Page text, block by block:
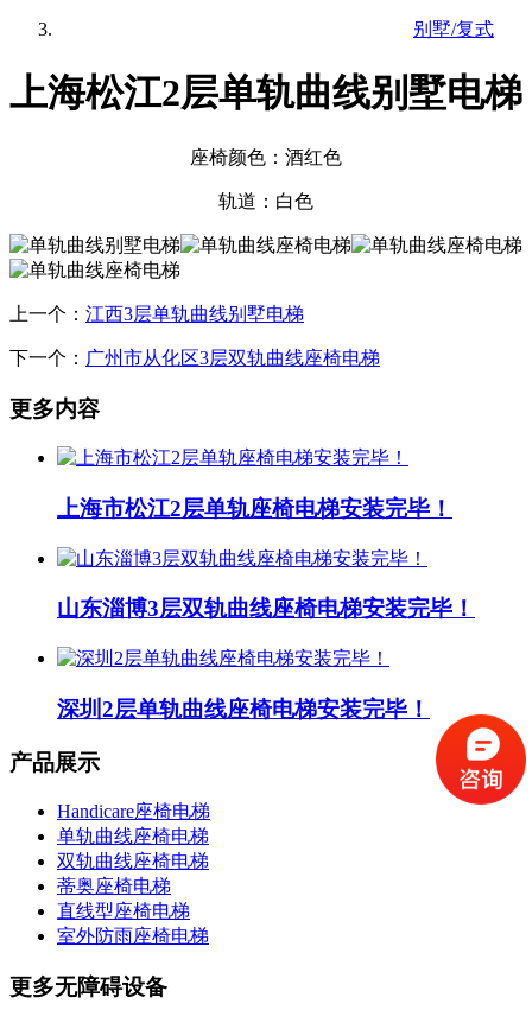
别墅/复式
上海松江2层单轨曲线别墅电梯
座椅颜色：酒红色
轨道：白色
上一个： 江西3层单轨曲线别墅电梯
下一个： 广州市从化区3层双轨曲线座椅电梯
更多内容
上海市松江2层单轨座椅电梯安装完毕！
山东淄博3层双轨曲线座椅电梯安装完毕！
深圳2层单轨曲线座椅电梯安装完毕！
产品展示
Handicare座椅电梯
单轨曲线座椅电梯
双轨曲线座椅电梯
蒂奥座椅电梯
直线型座椅电梯
室外防雨座椅电梯
更多无障碍设备